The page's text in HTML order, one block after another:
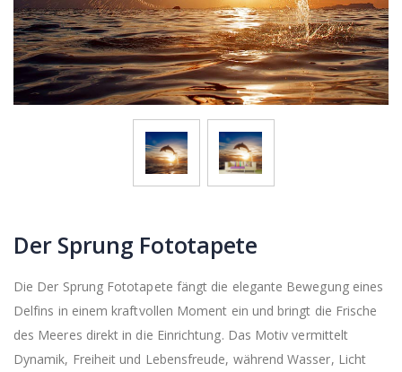
Der Sprung Fototapete
Die Der Sprung Fototapete fängt die elegante Bewegung eines
Delfins in einem kraftvollen Moment ein und bringt die Frische
des Meeres direkt in die Einrichtung. Das Motiv vermittelt
Dynamik, Freiheit und Lebensfreude, während Wasser, Licht